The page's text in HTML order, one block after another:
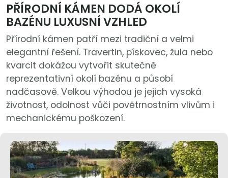
PŘÍRODNÍ KÁMEN DODÁ OKOLÍ
BAZÉNU LUXUSNÍ VZHLED
Přírodní kámen patří mezi tradiční a velmi
elegantní řešení. Travertin, pískovec, žula nebo
kvarcit dokážou vytvořit skutečně
reprezentativní okolí bazénu a působí
nadčasově. Velkou výhodou je jejich vysoká
životnost, odolnost vůči povětrnostním vlivům i
mechanickému poškození.